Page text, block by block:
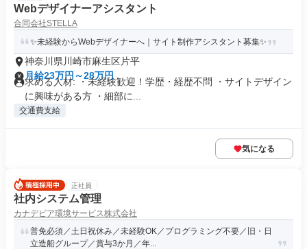
Webデザイナーアシスタント
合同会社STELLA
✨未経験からWebデザイナーへ｜サイト制作アシスタント募集✨
神奈川県川崎市麻生区片平
月給23万円～28万円
求める人材: ・未経験歓迎！学歴・経歴不問 ・サイトデザイン
に興味がある方 ・細部に...
交通費支給
気になる
正社員
社内システム管理
カナデビア環境サービス株式会社
普免必須／土日祝休み／未経験OK／プログラミング不要／旧・日
立造船グループ／賞与3か月／年...